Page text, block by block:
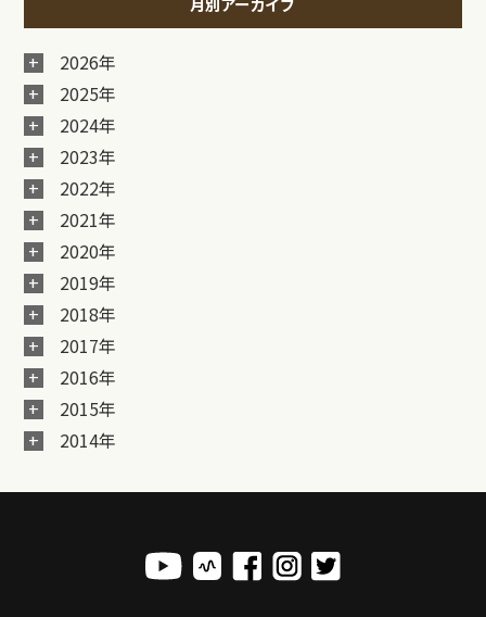
2026年
2025年
2024年
2023年
2022年
2021年
2020年
2019年
2018年
2017年
2016年
2015年
2014年